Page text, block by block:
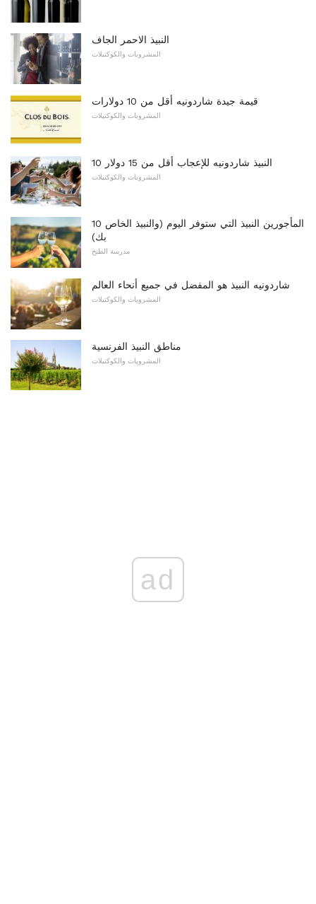
النبيذ الاحمر الجاف
المشروبات والكوكتيلات
قيمة جيدة شاردونيه أقل من 10 دولارات
المشروبات والكوكتيلات
10 النبيذ شاردونيه للإعجاب أقل من 15 دولار
المشروبات والكوكتيلات
10 المأجورين النبيذ التي ستوفر اليوم (والنبيذ الخاص
بك)
مدرسة الطبخ
شاردونيه النبيذ هو المفضل في جميع أنحاء العالم
المشروبات والكوكتيلات
مناطق النبيذ الفرنسية
المشروبات والكوكتيلات
ad